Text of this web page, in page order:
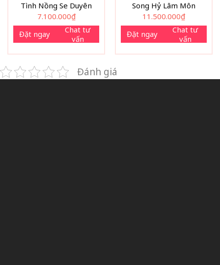
Tình Nồng Se Duyên
7.100.000₫
Đặt ngay
Chat tư
vấn
Song Hỷ Lâm Môn
11.500.000₫
Đặt ngay
Chat tư
vấn
Đánh giá